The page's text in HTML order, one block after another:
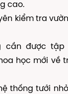
cao.
kiểm tra
cần được tập
học mới về
thống tưới